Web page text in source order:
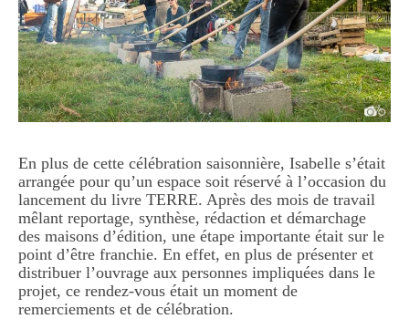
En plus de cette célébration saisonnière, Isabelle s’était
arrangée pour qu’un espace soit réservé à l’occasion du
lancement du livre TERRE. Après des mois de travail
mêlant reportage, synthèse, rédaction et démarchage
des maisons d’édition, une étape importante était sur le
point d’être franchie. En effet, en plus de présenter et
distribuer l’ouvrage aux personnes impliquées dans le
projet, ce rendez-vous était un moment de
remerciements et de célébration.